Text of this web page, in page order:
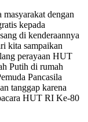
dengan
kepada
di kenderaannya
kita sampaikan
perayaan HUT
Putih di rumah
Pancasila
tanggap karena
HUT RI Ke-80